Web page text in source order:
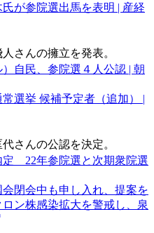
が参院選出馬を表明 | 産経
さんの擁立を発表。
）自民、参院選４人公認 | 朝
選挙 候補予定者（追加） |
さんの公認を決定。
定 22年参院選と次期衆院選
会閉会中も申し入れ、提案を
ン株感染拡大を警戒し、泉